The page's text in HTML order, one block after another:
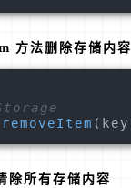
方法删除存储内容
removeItem
除所有存储内容